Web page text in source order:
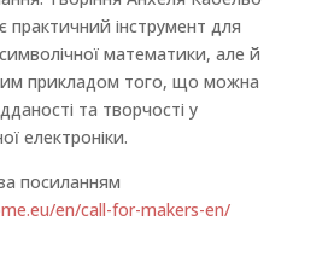
практичний інструмент для
математики, але й
прикладом того, що можна
та творчості у
електроніки.
посиланням
en/call-for-makers-en/